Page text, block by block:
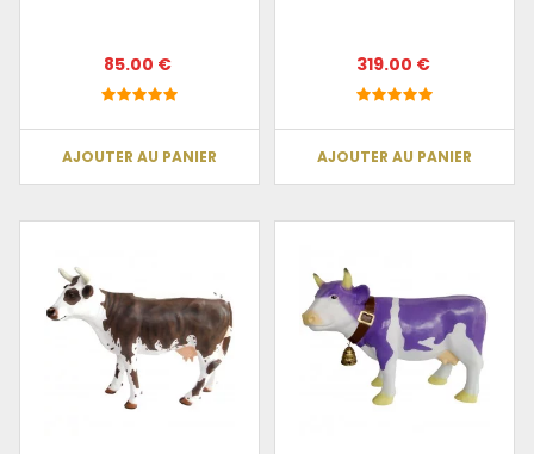
85.00 €
AJOUTER AU PANIER
319.00 €
AJOUTER AU PANIER